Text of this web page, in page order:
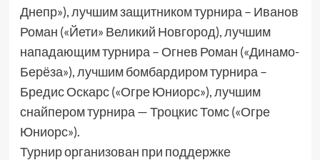
Днепр»), лучшим защитником турнира – Иванов
Роман («Йети» Великий Новгород), лучшим
нападающим турнира – Огнев Роман («Динамо-
Берёза»), лучшим бомбардиром турнира –
Бредис Оскарс («Огре Юниорс»), лучшим
снайпером турнира — Троцкис Томс («Огре
Юниорс»).
Турнир организован при поддержке